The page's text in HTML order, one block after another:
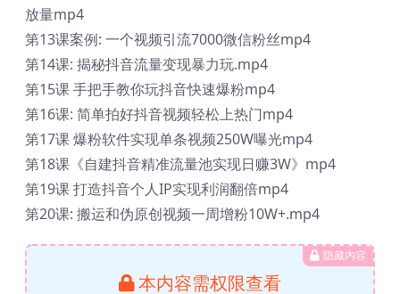
放量mp4
第13课案例: 一个视频引流7000微信粉丝mp4
第14课: 揭秘抖音流量变现暴力玩.mp4
第15课 手把手教你玩抖音快速爆粉mp4
第16课: 简单拍好抖音视频轻松上热门mp4
第17课 爆粉软件实现单条视频250W曝光mp4
第18课《自建抖音精准流量池实现日赚3W》mp4
第19课 打造抖音个人IP实现利润翻倍mp4
第20课: 搬运和伪原创视频一周增粉10W+.mp4
隐藏内容
本内容需权限查看